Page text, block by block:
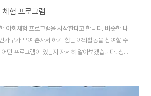
험 프로그램
야회체험 프로그램을 시작한다고 합니다. 비슷한 나
가구가 모여 혼자서 하기 힘든 야외활동을 참여할 수
떤 프로그램이 있는지 자세히 알아보겠습니다. 싱글
험 프로그램 종류 4월부터 7월까지 4개월간 서울
사회적 관계망을 만드는 프로그램입니다. 이 프로